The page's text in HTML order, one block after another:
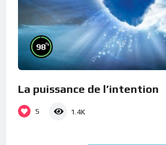
98%
La puissance de l’intention
5 1.4K